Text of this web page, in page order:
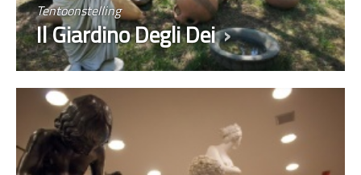
Tentoonstelling
Il Giardino Degli Dei